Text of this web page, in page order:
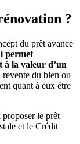
?
du prêt avance
permet
à la valeur d’un
revente du bien ou
quant à eux être
proposer le prêt
et le Crédit